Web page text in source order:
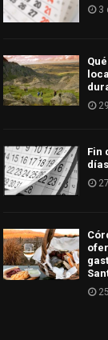
3
Fin